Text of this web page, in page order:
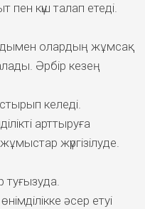
пен күш талап етеді.
олардың жұмсақ
Әрбір кезең
келеді.
арттыруға
жүргізілуде.
туғызуда.
әсер етуі